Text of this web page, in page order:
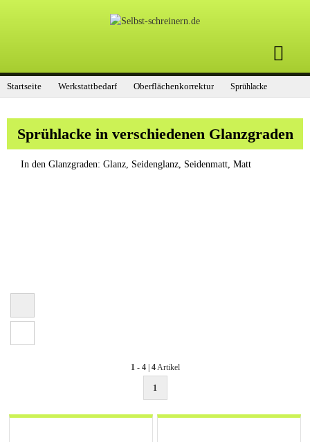
Startseite Werkstattbedarf Oberflächenkorrektur Sprühlacke
Sprühlacke in verschiedenen Glanzgraden
In den Glanzgraden: Glanz, Seidenglanz, Seidenmatt, Matt
1- 4| 4Artikel
1